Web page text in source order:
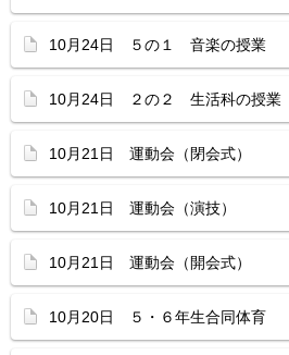
10月24日 ５の１ 音楽の授業
10月24日 ２の２ 生活科の授業
10月21日 運動会（閉会式）
10月21日 運動会（演技）
10月21日 運動会（開会式）
10月20日 ５・６年生合同体育